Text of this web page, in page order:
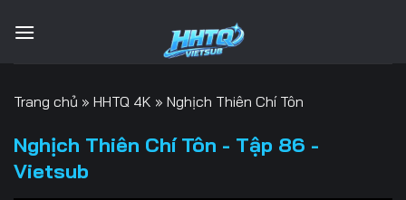
qua
Trang chủ » HHTQ 4K » Nghịch Thiên Chí Tôn
Nghịch Thiên Chí Tôn - Tập 86 -
Vietsub